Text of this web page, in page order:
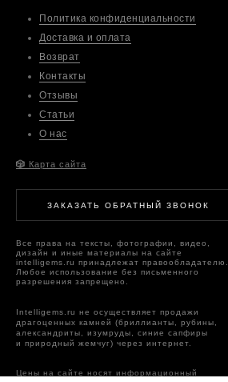
ЗАКАЗАТЬ ОБРАТНЫЙ ЗВОНОК
Intelligems.ru не осуществляет продажи
драгоценных камней (бриллианты, рубины,
александриты, изумруды, синие сапфиры
и природный жемчуг) через интернет.
Цены на сайте носят информационный
Все права на тексты, фотографии, видео,
дизайн и иные материалы на сайте
intelligems.ru принадлежат правообладателю.
Любое использование без письменного
разрешения запрещено.
Политика конфиденциальности
Доставка и оплата
Возврат
Контакты
Отзывы
Статьи
О нас
🎲 Карта сайта